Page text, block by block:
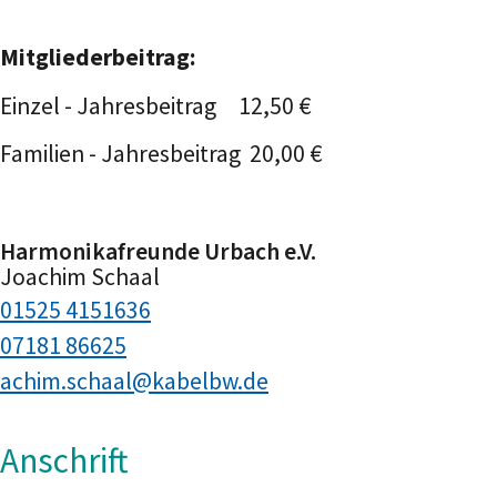
Mitgliederbeitrag:
Einzel - Jahresbeitrag 12,50 €
Familien - Jahresbeitrag 20,00 €
Joachim Schaal
Harmonikafreunde Urbach e.V.
achim.schaal@kabelbw.de
07181 86625
01525 4151636
Anschrift